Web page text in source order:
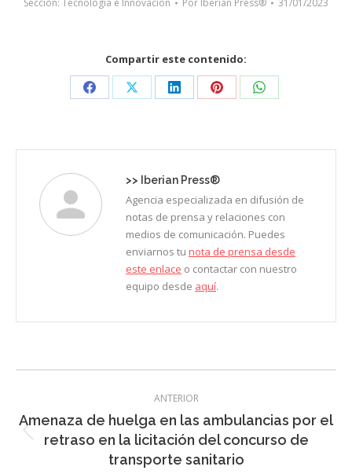
Sección: Tecnología e Innovación Por Iberian Press® 31/01/2023
Compartir este contenido:
Share
Facebook
Share
X
Share
LinkedIn
Share
Pinterest
Share
WhatsApp
>> Iberian Press®
Agencia especializada en difusión de
notas de prensa y relaciones con
medios de comunicación. Puedes
enviarnos tu nota de prensa desde
este enlace o contactar con nuestro
equipo desde aquí.
entre
entradas
ANTERIOR
Entrada
anterior:
Amenaza de huelga en las ambulancias por el
retraso en la licitación del concurso de
transporte sanitario